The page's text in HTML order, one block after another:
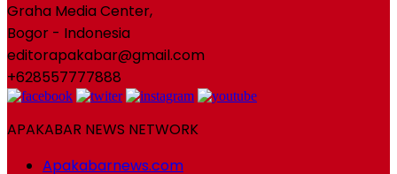
Graha Media Center,
Bogor - Indonesia
editorapakabar@gmail.com
+628557777888
APAKABAR NEWS NETWORK
Apakabarnews.com